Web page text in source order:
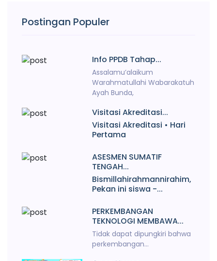
Postingan Populer
Info PPDB Tahap...
Assalamu’alaikum
Warahmatullahi Wabarakatuh
Ayah Bunda,
Visitasi Akreditasi...
Visitasi Akreditasi • Hari
Pertama
ASESMEN SUMATIF
TENGAH...
Bismillahirahmannirahim,
Pekan ini siswa -...
PERKEMBANGAN
TEKNOLOGI MEMBAWA...
Tidak dapat dipungkiri bahwa
perkembangan...